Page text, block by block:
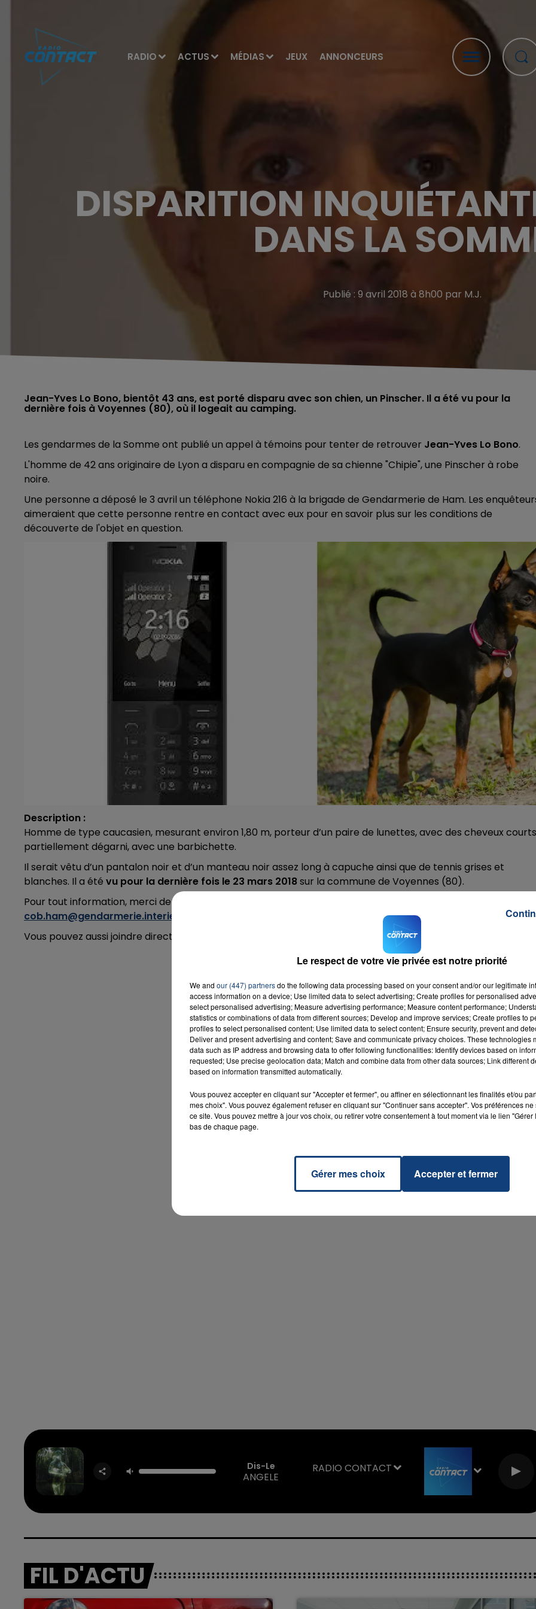
RADIO ACTUS MÉDIAS JEUX ANNONCEURS
DISPARITION
DANS LA
Publié : 9 avril 2018 à 8h00 par M.J.
Jean-Yves Lo Bono, bientôt 43 ans, est porté disparu avec son chien, un Pinscher. Il a été vu pour la
dernière fois à Voyennes (80), où il logeait au camping.
Les gendarmes de la Somme ont publié un appel à témoins pour tenter de retrouver Jean-Yves Lo Bono.
L'homme de 42 ans originaire de Lyon a disparu en compagnie de sa chienne "Chipie", une Pinscher à robe
noire.
Une personne a déposé le 3 avril un téléphone Nokia 216 à la brigade de Gendarmerie de Ham. Les
aimeraient que cette personne rentre en contact avec eux pour en savoir plus sur les conditions de
découverte de l'objet en question.
Description :
Homme de type caucasien, mesurant environ 1,80 m, porteur d’un paire de lunettes, avec des cheveux
partiellement dégarni, avec une barbichette.
Il serait vêtu d’un pantalon noir et d’un manteau noir assez long à capuche ainsi que de tennis grises et
blanches. Il a été vu pour la dernière fois le 23 mars 2018sur la commune de Voyennes (80).
Pour tout information, merci de prendre contact avec la
cob.ham@gendarmerie.interieur.gouv.fr
Vous pouvez aussi joindre directement la famille de Jean-Yves Lo Bono au 06.72.26.53.61.
Dis-Le
ANGELE
RADIO CONTACT
FIL D'ACTU
7h00 - 11h00
La Team de l'été
Le respect de votre vie privée est notre priorité
We and our (447) partnersdo the following data processing based on your consent and/or our legitimate
access information on a device; Use limited data to select advertising; Create profiles for personalised
select personalised advertising; Measure advertising performance; Measure content performance;
statistics or combinations of data from different sources; Develop and improve services; Create profiles to
profiles to select personalised content; Use limited data to select content; Ensure security, prevent and
Deliver and present advertising and content; Save and communicate privacy choices. These technologies
data such as IP address and browsing data to offer following functionalities: Identify devices based on
requested; Use precise geolocation data; Match and combine data from other data sources; Link different
based on information transmitted automatically.
Vous pouvez accepter en cliquant sur "Accepter et fermer", ou affiner en sélectionnant les finalités et/ou
mes choix". Vous pouvez également refuser en cliquant sur "Continuer sans accepter". Vos préférences
ce site. Vous pouvez mettre à jour vos choix, ou retirer votre consentement à tout moment via le lien
bas de chaque page.
Gérer mes choix Accepter et fermer